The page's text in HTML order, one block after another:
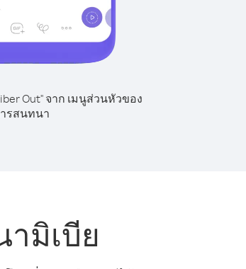
Out" จาก เมนูส่วนหัวของ
รสนทนา
มิเบีย